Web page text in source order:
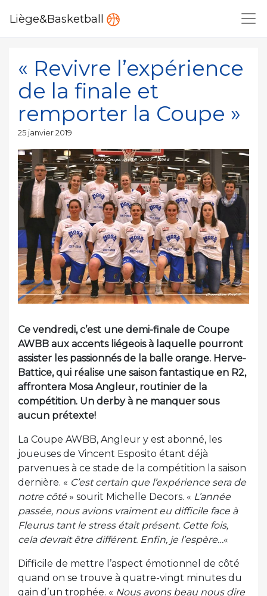
Liège&Basketball
« Revivre l’expérience
de la finale et
remporter la Coupe »
Publié
25 janvier 2019
Ce vendredi, c’est une demi-finale de Coupe
AWBB aux accents liégeois à laquelle pourront
assister les passionnés de la balle orange. Herve-
Battice, qui réalise une saison fantastique en R2,
affrontera Mosa Angleur, routinier de la
compétition. Un derby à ne manquer sous
aucun prétexte!
La Coupe AWBB, Angleur y est abonné, les
joueuses de Vincent Esposito étant déjà
parvenues à ce stade de la compétition la saison
dernière. « C’est certain que l’expérience sera de
notre côté» sourit Michelle Decors. « L’année
passée, nous avions vraiment eu difficile face à
Fleurus tant le stress était présent. Cette fois,
cela devrait être différent. Enfin, je l’espère…«
Difficile de mettre l’aspect émotionnel de côté
quand on se trouve à quatre-vingt minutes du
gain d’un trophée. « Nous avons beau nous dire